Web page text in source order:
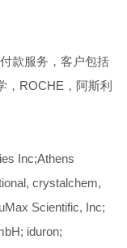
款服务，客户包括
，ROCHE，阿斯利
Inc;Athens
crystalchem,
Scientific, Inc;
iduron;